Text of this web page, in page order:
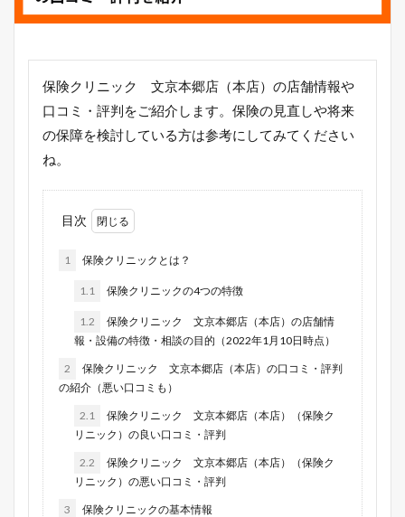
保険クリニック 文京本郷店（本店）の店舗情報や
口コミ・評判をご紹介します。保険の見直しや将来
の保障を検討している方は参考にしてみてください
ね。
目次
1 保険クリニックとは？
1.1 保険クリニックの4つの特徴
1.2
保険クリニック 文京本郷店（本店）の店舗情
報・設備の特徴・相談の目的（2022年1月10日時点）
2
保険クリニック 文京本郷店（本店）の口コミ・評判
の紹介（悪い口コミも）
2.1
保険クリニック 文京本郷店（本店）（保険ク
リニック）の良い口コミ・評判
2.2
保険クリニック 文京本郷店（本店）（保険ク
リニック）の悪い口コミ・評判
3 保険クリニックの基本情報